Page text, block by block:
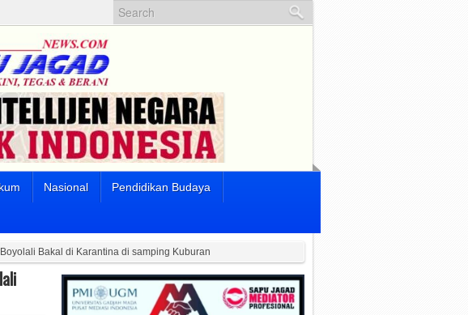
Nasional Pendidikan Budaya
Bakal di Karantina di samping Kuburan